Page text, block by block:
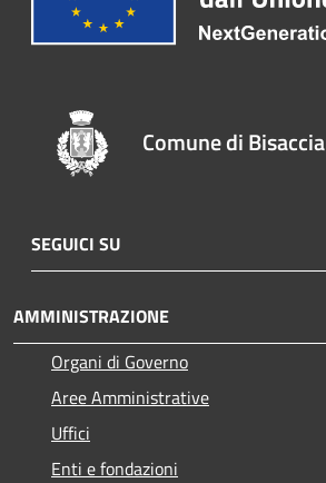
Comune di Bisaccia
SEGUICI SU
AMMINISTRAZIONE
Organi di Governo
Aree Amministrative
Uffici
Enti e fondazioni